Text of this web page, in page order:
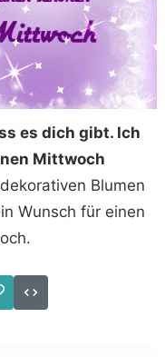
es dich gibt. Ich
Mittwoch
Blumen
Wunsch für einen
Code